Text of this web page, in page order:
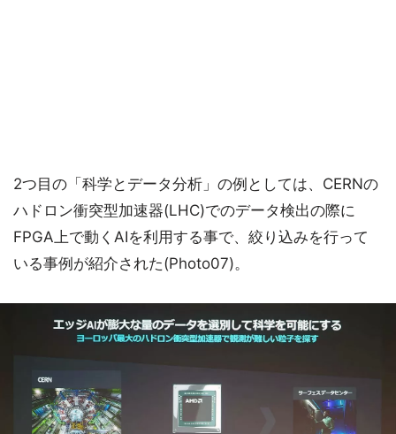
2つ目の「科学とデータ分析」の例としては、CERNの
ハドロン衝突型加速器(LHC)でのデータ検出の際に
FPGA上で動くAIを利用する事で、絞り込みを行って
いる事例が紹介された(Photo07)。